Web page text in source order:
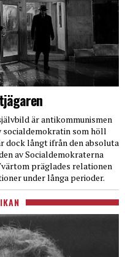
är antikommunismen
socialdemokratin som höll
dock långt ifrån den absoluta
av Socialdemokraterna
präglades relationen
under långa perioder.